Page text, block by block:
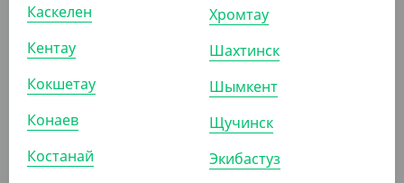
прозрачный
УП (150)
АРТ. 2109803
Каскелен
Кентау
Кокшетау
Конаев
Костанай
Хромтау
Шахтинск
Шымкент
Щучинск
Экибастуз